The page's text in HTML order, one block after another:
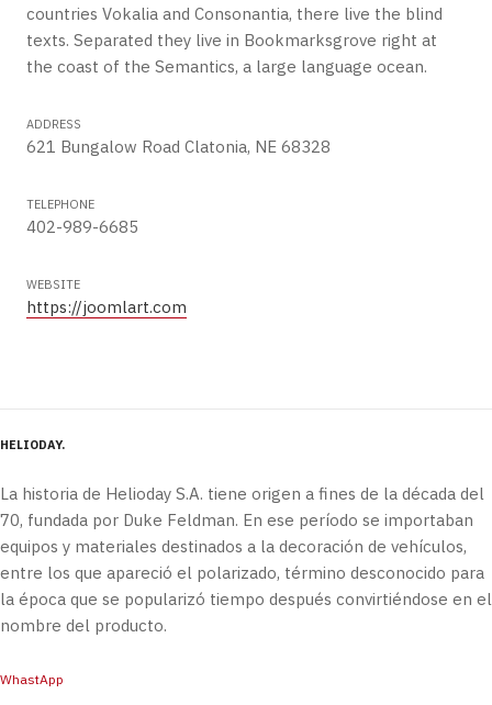
countries Vokalia and Consonantia, there live the blind
texts. Separated they live in Bookmarksgrove right at
the coast of the Semantics, a large language ocean.
ADDRESS
621 Bungalow Road Clatonia, NE 68328
TELEPHONE
402-989-6685
WEBSITE
https://joomlart.com
HELIODAY
La historia de Helioday S.A. tiene origen a fines de la década del
70, fundada por Duke Feldman. En ese período se importaban
equipos y materiales destinados a la decoración de vehículos,
entre los que apareció el polarizado, término desconocido para
la época que se popularizó tiempo después convirtiéndose en el
nombre del producto.
WhastApp